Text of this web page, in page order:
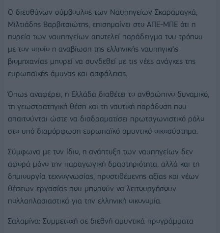
Ο διευθύνων σύμβουλος των Ναυπηγείων Σκαραμαγκά,
Μιλτιάδης Βαρβιτσιώτης, επισημαίνει στο ΑΠΕ-ΜΠΕ ότι η
πορεία των ναυπηγείων αποτελεί παράδειγμα του τρόπου
με τον οποίο η αναβίωση της ελληνικής ναυπηγικής
βιομηχανίας μπορεί να συνδεθεί με τις νέες ανάγκες της
ευρωπαϊκής άμυνας και ασφάλειας.
Όπως αναφέρει, η Ελλάδα διαθέτει το ανθρώπινο δυναμικό,
τη γεωστρατηγική θέση και τη ναυτική παράδοση που
απαιτούνται ώστε να διαδραματίσει πρωταγωνιστικό ρόλο
στο υπό διαμόρφωση ευρωπαϊκό αμυντικό οικοσύστημα.
Σύμφωνα με τον ίδιο, η ανάπτυξη των ναυπηγείων δεν
αφορά μόνο την παραγωγική δραστηριότητα, αλλά και τη
δημιουργία τεχνογνωσίας, προστιθέμενης αξίας και νέων
θέσεων εργασίας που μπορούν να λειτουργήσουν
πολλαπλασιαστικά για την ελληνική οικονομία.
Σαλαμίνα: Συμμετοχή σε διεθνή αμυντικά προγράμματα